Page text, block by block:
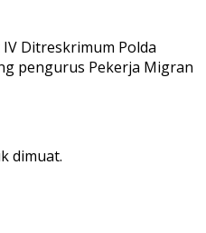
IV Ditreskrimum Polda
pengurus Pekerja Migran
dimuat.